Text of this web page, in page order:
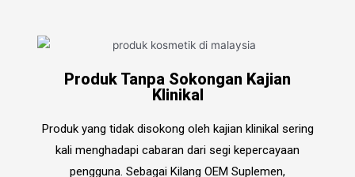
Produk Tanpa Sokongan Kajian
Klinikal
Produk yang tidak disokong oleh kajian klinikal sering
kali menghadapi cabaran dari segi kepercayaan
pengguna. Sebagai Kilang OEM Suplemen,